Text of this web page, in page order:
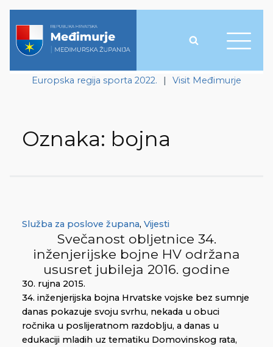
Europska regija sporta 2022. | Visit Međimurje
Oznaka: bojna
Služba za poslove župana, Vijesti
Svečanost obljetnice 34.
inženjerijske bojne HV održana
ususret jubileja 2016. godine
30. rujna 2015.
34. inženjerijska bojna Hrvatske vojske bez sumnje
danas pokazuje svoju svrhu, nekada u obuci
ročnika u poslijeratnom razdoblju, a danas u
edukaciji mladih uz tematiku Domovinskog rata,